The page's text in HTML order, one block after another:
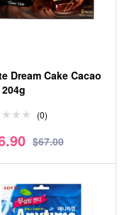
Dream Cake Cacao
(0)
$67.00